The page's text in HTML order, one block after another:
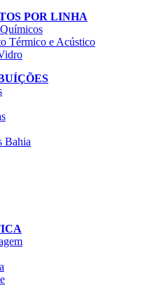
POR LINHA
Térmico e Acústico
Bahia